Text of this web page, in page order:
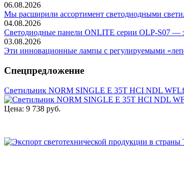
06.08.2026
Мы расширили ассортимент светодиодными
04.08.2026
Светодиодные панели ONLITE серии OLP-S07 —
03.08.2026
Эти инновационные лампы с регулируемыми
Спецпредложение
Светильник NORM SINGLE E 35T HCI NDL
Цена: 9 738 руб.